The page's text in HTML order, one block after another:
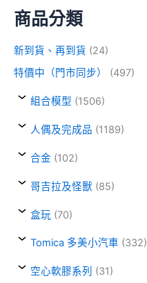
商品分類
新到貨、再到貨 (24)
特價中（門市同步）
(497)
組合模型 (1506)
人偶及完成品 (1189)
合金 (102)
哥吉拉及怪獸 (85)
盒玩 (70)
Tomica 多美小汽車 (332)
空心軟膠系列 (31)